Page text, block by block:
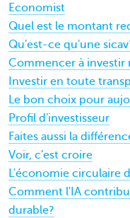
Economist
Quel est le montant
Qu'est-ce qu'une
Commencer à investir
Investir en toute
Le bon choix pour
Profil d'investisseur
Faites aussi la
Voir, c'est croire
L'économie circulaire
Comment l'IA
durable?